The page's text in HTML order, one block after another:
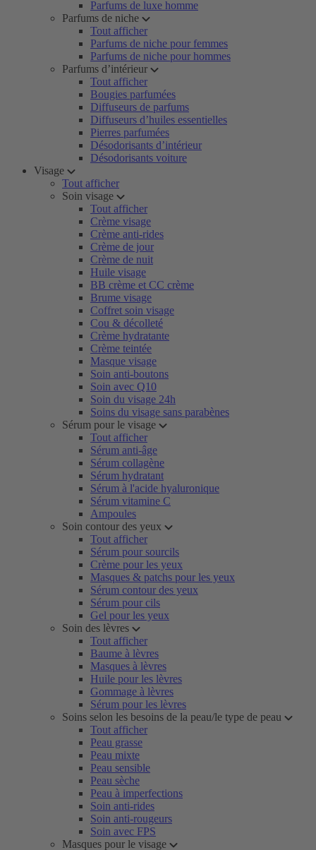
Parfums de luxe homme
Parfums de niche
Tout afficher
Parfums de niche pour femmes
Parfums de niche pour hommes
Parfums d’intérieur
Tout afficher
Bougies parfumées
Diffuseurs de parfums
Diffuseurs d’huiles essentielles
Pierres parfumées
Désodorisants d’intérieur
Désodorisants voiture
Visage
Tout afficher
Soin visage
Tout afficher
Crème visage
Crème anti-rides
Crème de jour
Crème de nuit
Huile visage
BB crème et CC crème
Brume visage
Coffret soin visage
Cou & décolleté
Crème hydratante
Crème teintée
Masque visage
Soin anti-boutons
Soin avec Q10
Soin du visage 24h
Soins du visage sans parabènes
Sérum pour le visage
Tout afficher
Sérum anti-âge
Sérum collagène
Sérum hydratant
Sérum à l'acide hyaluronique
Sérum vitamine C
Ampoules
Soin contour des yeux
Tout afficher
Sérum pour sourcils
Crème pour les yeux
Masques & patchs pour les yeux
Sérum contour des yeux
Sérum pour cils
Gel pour les yeux
Soin des lèvres
Tout afficher
Baume à lèvres
Masques à lèvres
Huile pour les lèvres
Gommage à lèvres
Sérum pour les lèvres
Soins selon les besoins de la peau/le type de peau
Tout afficher
Peau grasse
Peau mixte
Peau sensible
Peau sèche
Peau à imperfections
Soin anti-rides
Soin anti-rougeurs
Soin avec FPS
Masques pour le visage